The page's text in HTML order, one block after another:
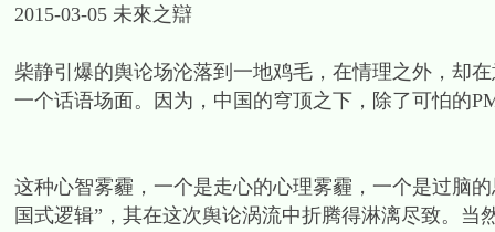
2015-03-05 未來之辯
柴静引爆的舆论场沦落到一地鸡毛，在情理之外，却
一个话语场面。因为，中国的穹顶之下，除了可怕的
这种心智雾霾，一个是走心的心理雾霾，一个是过脑
国式逻辑”，其在这次舆论涡流中折腾得淋漓尽致。